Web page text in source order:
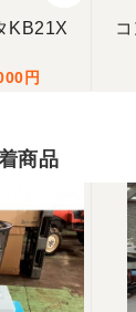
が無いように改
ました。
質問にもすぐに
な対応をありが
宜しくお願いし
KB21X
商品